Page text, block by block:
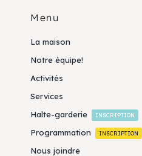
Menu
La maison
Notre équipe!
Activités
Services
Halte-garderie
INSCRIPTION
Programmation INSCRIPTION
Nous joindre